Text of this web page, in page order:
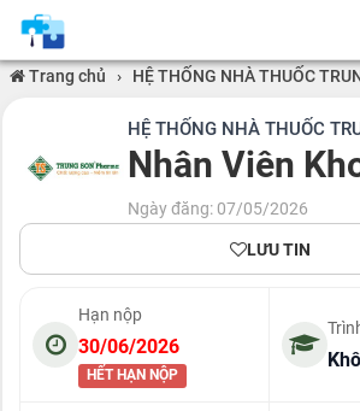
Trang chủ › HỆ THỐNG NHÀ THUỐC
HỆ THỐNG NHÀ THUỐC
Nhân Viên
Ngày đăng: 07/05/2026
LƯU TIN
Hạn nộp
30/06/2026
HẾT HẠN NỘP